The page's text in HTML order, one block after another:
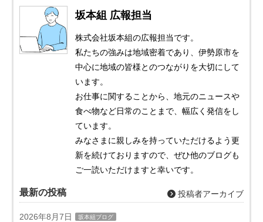
坂本組 広報担当
株式会社坂本組の広報担当です。
私たちの強みは地域密着であり、伊勢原市を
中心に地域の皆様とのつながりを大切にして
います。
お仕事に関することから、地元のニュースや
食べ物など日常のことまで、幅広く発信をし
ています。
みなさまに親しみを持っていただけるよう更
新を続けておりますので、ぜひ他のブログも
ご一読いただけますと幸いです。
最新の投稿 投稿者アーカイブ
2026年8月7日 坂本組ブログ